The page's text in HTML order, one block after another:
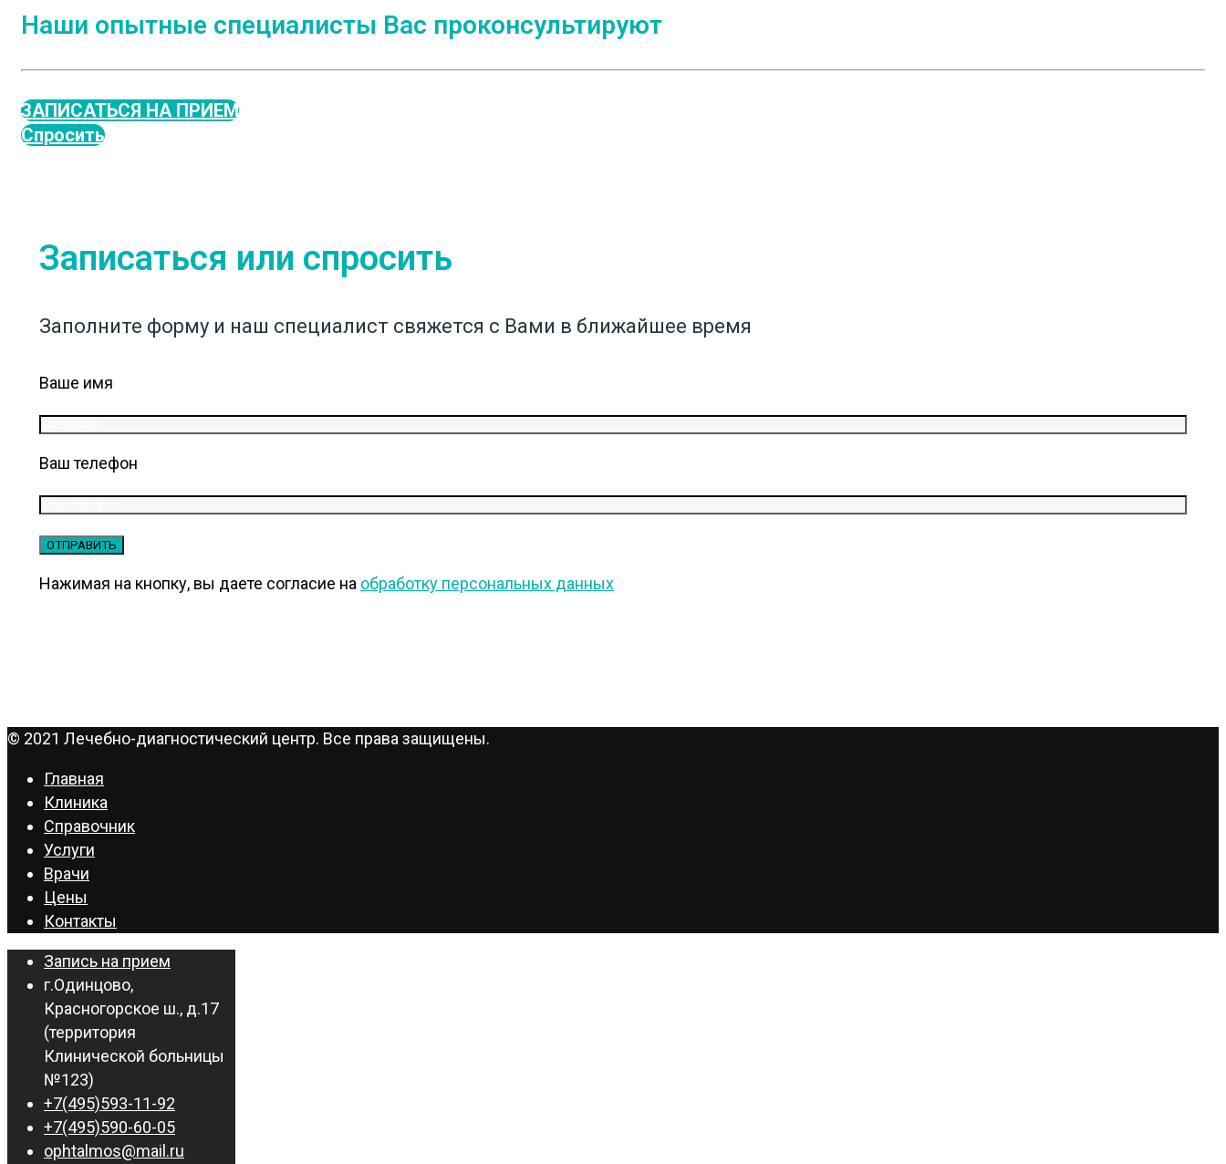
Наши опытные специалисты Вас проконсультируют
ЗАПИСАТЬСЯ НА ПРИЕМ
Спросить
Записаться или спросить
Заполните форму и наш специалист свяжется с Вами в ближайшее время
Ваше имя
Ваш телефон
Нажимая на кнопку, вы даете согласие на обработку персональных данных
© 2021 Лечебно-диагностический центр. Все права защищены.
Главная
Клиника
Справочник
Услуги
Врачи
Цены
Контакты
Запись на прием
г.Одинцово,
Красногорское ш., д.17
(территория
Клинической больницы
№123)
+7(495)593-11-92
+7(495)590-60-05
ophtalmos@mail.ru